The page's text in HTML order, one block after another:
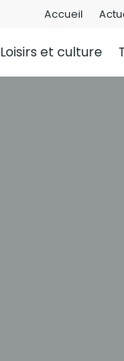
Accueil
Loisirs et culture